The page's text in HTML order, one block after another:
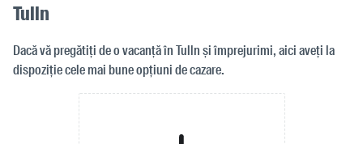
Tulln
Dacă vă pregătiți de o vacanță în Tulln și împrejurimi, aici aveți la
dispoziție cele mai bune opțiuni de cazare.